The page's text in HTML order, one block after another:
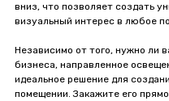
вниз, что позволяет создать
визуальный интерес в любое
Независимо от того, нужно ли
бизнеса, направленное
идеальное решение для
помещении. Закажите его